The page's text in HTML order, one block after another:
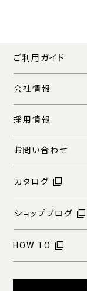
ご利用ガイド
会社情報
採用情報
お問い合わせ
カタログ
ショップブログ
HOW TO